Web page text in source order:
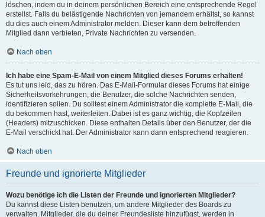
löschen, indem du in deinem persönlichen Bereich eine entsprechende Regel
erstellst. Falls du belästigende Nachrichten von jemandem erhältst, so kannst
du dies auch einem Administrator melden. Dieser kann dem betreffenden
Mitglied dann verbieten, Private Nachrichten zu versenden.
Nach oben
Ich habe eine Spam-E-Mail von einem Mitglied dieses Forums erhalten!
Es tut uns leid, das zu hören. Das E-Mail-Formular dieses Forums hat einige
Sicherheitsvorkehrungen, die Benutzer, die solche Nachrichten senden,
identifizieren sollen. Du solltest einem Administrator die komplette E-Mail, die
du bekommen hast, weiterleiten. Dabei ist es ganz wichtig, die Kopfzeilen
(Headers) mitzuschicken. Diese enthalten Details über den Benutzer, der die
E-Mail verschickt hat. Der Administrator kann dann entsprechend reagieren.
Nach oben
Freunde und ignorierte Mitglieder
Wozu benötige ich die Listen der Freunde und ignorierten Mitglieder?
Du kannst diese Listen benutzen, um andere Mitglieder des Boards zu
verwalten. Mitglieder, die du deiner Freundesliste hinzufügst, werden in